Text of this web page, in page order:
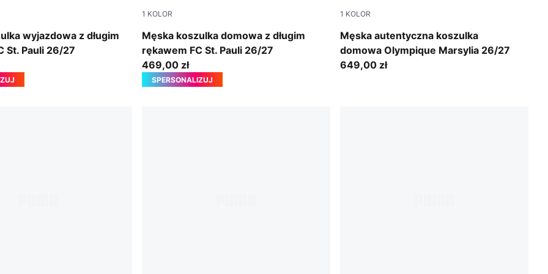
wyjazdowa z długim
St. Pauli 26/27
Espresso Brown
1 KOLOR
Męska koszulka domowa z długim
rękawem FC St. Pauli 26/27
Espresso Brown-PUMA White
469,00 zł
SPERSONALIZUJ
1 KOLOR
Męska autentyczna koszulka
domowa Olympique Marsylia 26/27
PUMA White-PUMA Team Royal
649,00 zł